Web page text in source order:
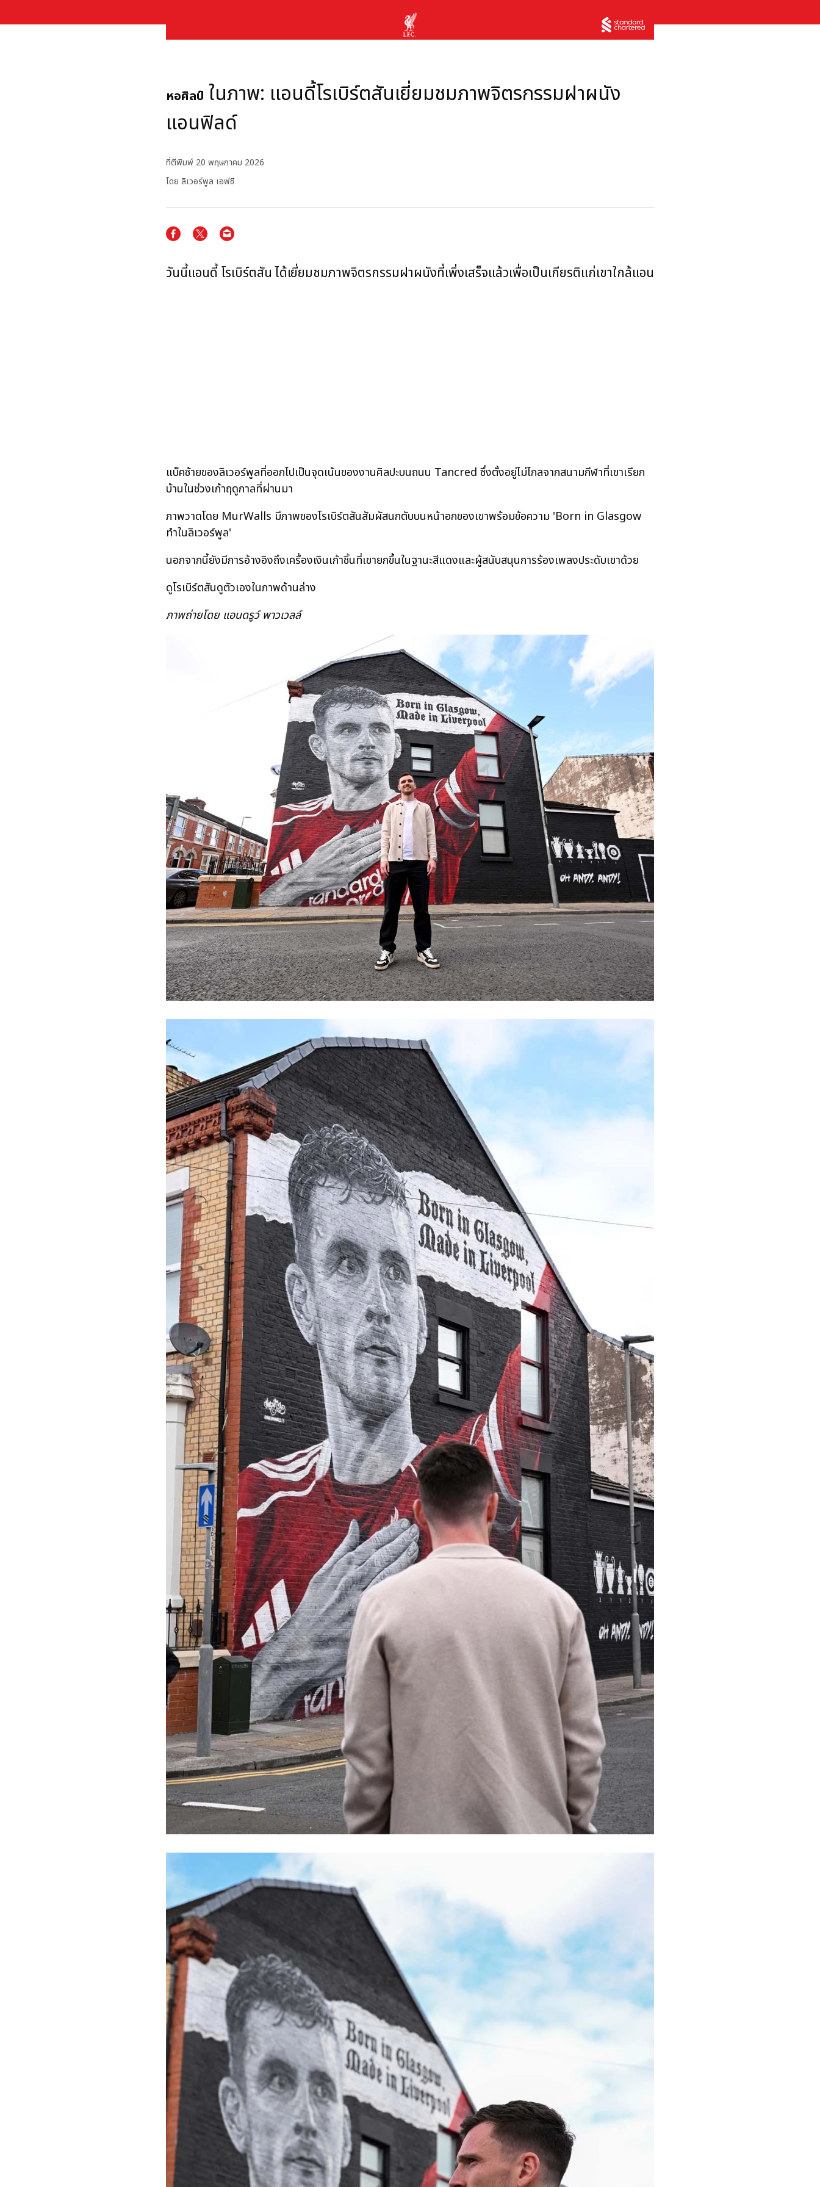
หอศิลป์ ในภาพ: แอนดี้โรเบิร์ตสันเยี่ยมชมภาพจิตรกรรมฝาผนัง
แอนฟิลด์
ที่ตีพิมพ์ 20 พฤษภาคม 2026
โดย ลิเวอร์พูล เอฟซี
วันนี้แอนดี้ โรเบิร์ตสัน ได้เยี่ยมชมภาพจิตรกรรมฝาผนังที่เพิ่งเสร็จแล้วเพื่อเป็นเกียรติแก่เขาใกล้แอน
แบ็คซ้ายของลิเวอร์พูลที่ออกไปเป็นจุดเน้นของงานศิลปะบนถนน Tancred ซึ่งตั้งอยู่ไม่ไกลจากสนามกีฬาที่เขาเรียก
บ้านในช่วงเก้าฤดูกาลที่ผ่านมา
ภาพวาดโดย MurWalls มีภาพของโรเบิร์ตสันสัมผัสนกตับบนหน้าอกของเขาพร้อมข้อความ 'Born in Glasgow
ทำในลิเวอร์พูล'
นอกจากนี้ยังมีการอ้างอิงถึงเครื่องเงินเก้าชิ้นที่เขายกขึ้นในฐานะสีแดงและผู้สนับสนุนการร้องเพลงประดับเขาด้วย
ดูโรเบิร์ตสันดูตัวเองในภาพด้านล่าง
ภาพถ่ายโดย แอนดรูว์ พาวเวลล์